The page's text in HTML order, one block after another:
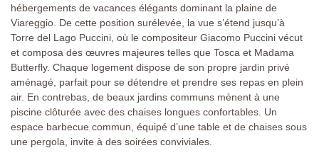
hébergements de vacances élégants dominant la plaine de
Viareggio. De cette position surélevée, la vue s’étend jusqu’à
Torre del Lago Puccini, où le compositeur Giacomo Puccini vécut
et composa des œuvres majeures telles que Tosca et Madama
Butterfly. Chaque logement dispose de son propre jardin privé
aménagé, parfait pour se détendre et prendre ses repas en plein
air. En contrebas, de beaux jardins communs mènent à une
piscine clôturée avec des chaises longues confortables. Un
espace barbecue commun, équipé d’une table et de chaises sous
une pergola, invite à des soirées conviviales.